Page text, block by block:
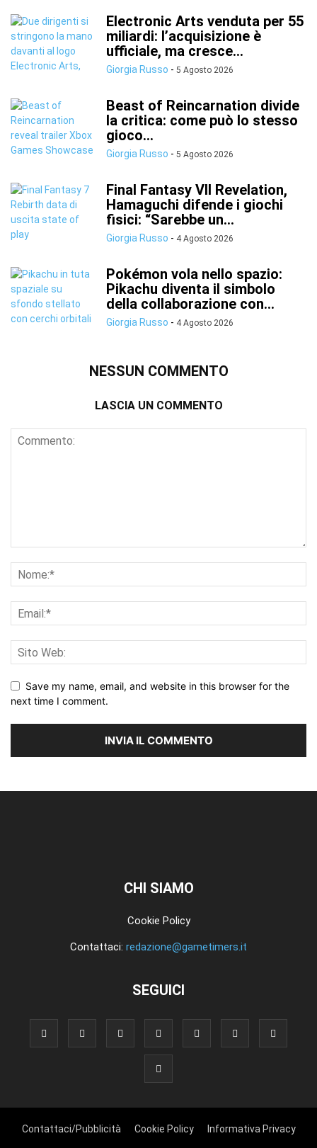
Electronic Arts venduta per 55
miliardi: l’acquisizione è
ufficiale, ma cresce...
Giorgia Russo - 5 Agosto 2026
Beast of Reincarnation divide
la critica: come può lo stesso
gioco...
Giorgia Russo - 5 Agosto 2026
Final Fantasy VII Revelation,
Hamaguchi difende i giochi
fisici: “Sarebbe un...
Giorgia Russo - 4 Agosto 2026
Pokémon vola nello spazio:
Pikachu diventa il simbolo
della collaborazione con...
Giorgia Russo - 4 Agosto 2026
NESSUN COMMENTO
LASCIA UN COMMENTO
Save my name, email, and website in this browser for the
next time I comment.
CHI SIAMO
Cookie Policy
Contattaci: redazione@gametimers.it
SEGUICI
Contattaci/Pubblicità Cookie Policy Informativa Privacy